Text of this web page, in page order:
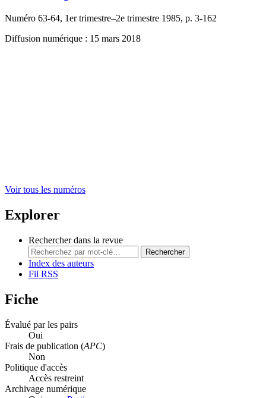
Numéro 63-64, 1er trimestre–2e trimestre 1985, p. 3-162
Diffusion numérique : 15 mars 2018
Voir tous les numéros
Explorer
Rechercher dans la revue
Rechercher
Index des auteurs
Fil RSS
Fiche
Évalué par les pairs
Oui
Frais de publication (APC)
Non
Politique d'accès
Accès restreint
Archivage numérique